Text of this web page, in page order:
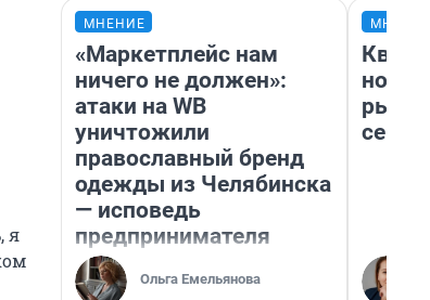
я
МНЕНИЕ
«Маркетплейс нам
ничего не должен»:
атаки на WB
уничтожили
православный бренд
одежды из Челябинска
— исповедь
предпринимателя
Ольга Емельянова
но